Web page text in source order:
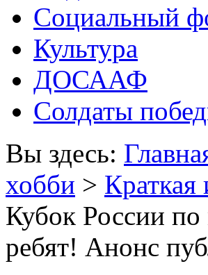
Социальный
Культура
ДОСААФ
Солдаты
Вы здесь:
хобби >
Кубок России
ребят! Анонс